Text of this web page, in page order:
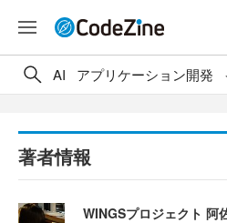
AI アプリケーション開発
著者情報
WINGSプロジェクト 阿